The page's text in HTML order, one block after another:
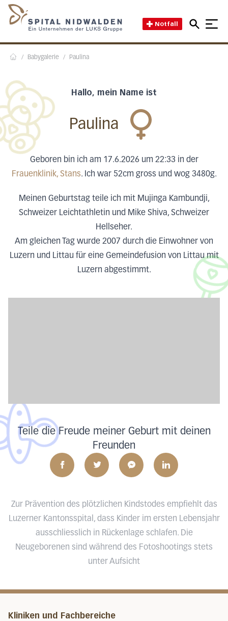
Notfall
/ Babygalerie / Paulina
Hallo, mein Name ist
Paulina
Geboren bin ich am 17.6.2026 um 22:33 in der
Frauenklinik, Stans. Ich war 52cm gross und wog 3480g.
Meinen Geburtstag teile ich mit Mujinga Kambundji,
Schweizer Leichtathletin und Mike Shiva, Schweizer
Hellseher.
Am gleichen Tag wurde 2007 durch die Einwohner von
Luzern und Littau für eine Gemeindefusion von Littau mit
Luzern abgestimmt.
Teile die Freude meiner Geburt mit deinen
Freunden
Zur Prävention des plötzlichen Kindstodes empfiehlt das
Luzerner Kantonsspital, dass Kinder im ersten Lebensjahr
ausschliesslich in Rückenlage schlafen. Die
Neugeborenen sind während des Fotoshootings stets
unter Aufsicht
Kliniken und Fachbereiche